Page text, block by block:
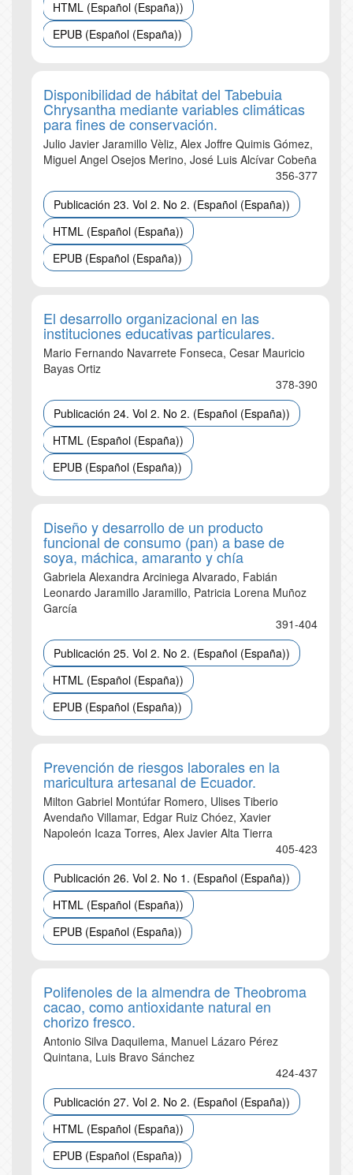
HTML (Español (España))
EPUB (Español (España))
Disponibilidad de hábitat del Tabebuia
Chrysantha mediante variables climáticas
para fines de conservación.
Julio Javier Jaramillo Vèliz, Alex Joffre Quimis Gómez,
Miguel Angel Osejos Merino, José Luis Alcívar Cobeña
356-377
Publicación 23. Vol 2. No 2. (Español (España))
HTML (Español (España))
EPUB (Español (España))
El desarrollo organizacional en las
instituciones educativas particulares.
Mario Fernando Navarrete Fonseca, Cesar Mauricio
Bayas Ortiz
378-390
Publicación 24. Vol 2. No 2. (Español (España))
HTML (Español (España))
EPUB (Español (España))
Diseño y desarrollo de un producto
funcional de consumo (pan) a base de
soya, máchica, amaranto y chía
Gabriela Alexandra Arciniega Alvarado, Fabián
Leonardo Jaramillo Jaramillo, Patricia Lorena Muñoz
García
391-404
Publicación 25. Vol 2. No 2. (Español (España))
HTML (Español (España))
EPUB (Español (España))
Prevención de riesgos laborales en la
maricultura artesanal de Ecuador.
Milton Gabriel Montúfar Romero, Ulises Tiberio
Avendaño Villamar, Edgar Ruiz Chóez, Xavier
Napoleón Icaza Torres, Alex Javier Alta Tierra
405-423
Publicación 26. Vol 2. No 1. (Español (España))
HTML (Español (España))
EPUB (Español (España))
Polifenoles de la almendra de Theobroma
cacao, como antioxidante natural en
chorizo fresco.
Antonio Silva Daquilema, Manuel Lázaro Pérez
Quintana, Luis Bravo Sánchez
424-437
Publicación 27. Vol 2. No 2. (Español (España))
HTML (Español (España))
EPUB (Español (España))